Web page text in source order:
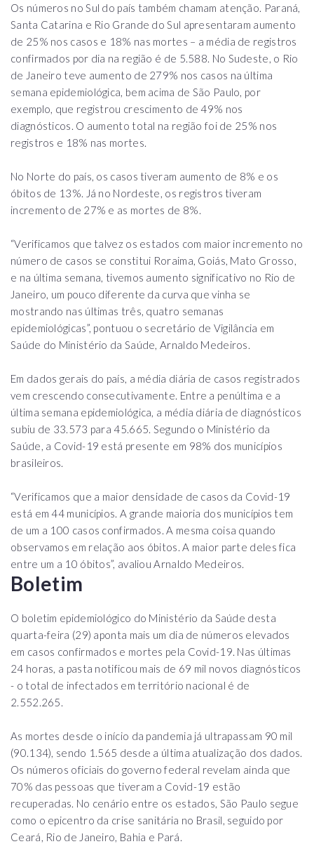
Os números no Sul do país também chamam atenção. Paraná,
Santa Catarina e Rio Grande do Sul apresentaram aumento
de 25% nos casos e 18% nas mortes – a média de registros
confirmados por dia na região é de 5.588. No Sudeste, o Rio
de Janeiro teve aumento de 279% nos casos na última
semana epidemiológica, bem acima de São Paulo, por
exemplo, que registrou crescimento de 49% nos
diagnósticos. O aumento total na região foi de 25% nos
registros e 18% nas mortes.
No Norte do país, os casos tiveram aumento de 8% e os
óbitos de 13%. Já no Nordeste, os registros tiveram
incremento de 27% e as mortes de 8%.
“Verificamos que talvez os estados com maior incremento no
número de casos se constitui Roraima, Goiás, Mato Grosso,
e na última semana, tivemos aumento significativo no Rio de
Janeiro, um pouco diferente da curva que vinha se
mostrando nas últimas três, quatro semanas
epidemiológicas”, pontuou o secretário de Vigilância em
Saúde do Ministério da Saúde, Arnaldo Medeiros.
Em dados gerais do país, a média diária de casos registrados
vem crescendo consecutivamente. Entre a penúltima e a
última semana epidemiológica, a média diária de diagnósticos
subiu de 33.573 para 45.665. Segundo o Ministério da
Saúde, a Covid-19 está presente em 98% dos municípios
brasileiros.
“Verificamos que a maior densidade de casos da Covid-19
está em 44 municípios. A grande maioria dos municípios tem
de um a 100 casos confirmados. A mesma coisa quando
observamos em relação aos óbitos. A maior parte deles fica
entre um a 10 óbitos”, avaliou Arnaldo Medeiros.
Boletim
O boletim epidemiológico do Ministério da Saúde desta
quarta-feira (29) aponta mais um dia de números elevados
em casos confirmados e mortes pela Covid-19. Nas últimas
24 horas, a pasta notificou mais de 69 mil novos diagnósticos
- o total de infectados em território nacional é de
2.552.265.
As mortes desde o início da pandemia já ultrapassam 90 mil
(90.134), sendo 1.565 desde a última atualização dos dados.
Os números oficiais do governo federal revelam ainda que
70% das pessoas que tiveram a Covid-19 estão
recuperadas. No cenário entre os estados, São Paulo segue
como o epicentro da crise sanitária no Brasil, seguido por
Ceará, Rio de Janeiro, Bahia e Pará.